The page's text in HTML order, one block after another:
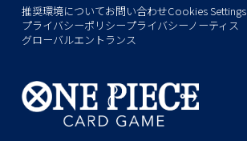
推奨環境についてお問い合わせCookies Settings
プライバシーポリシープライバシーノーティス
グローバルエントランス